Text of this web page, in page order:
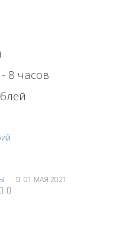
8 часов
01 МАЯ 2021